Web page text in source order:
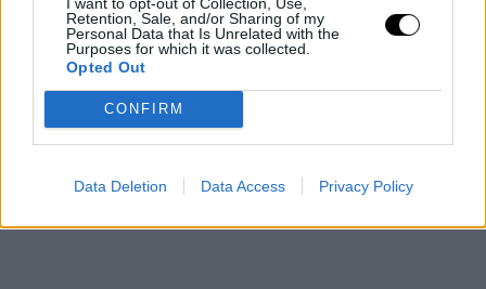
Retention, Sale, and/or Sharing of my
Personal Data that Is Unrelated with the
Purposes for which it was collected.
Opted Out
CONFIRM
Data Deletion Data Access Privacy Policy